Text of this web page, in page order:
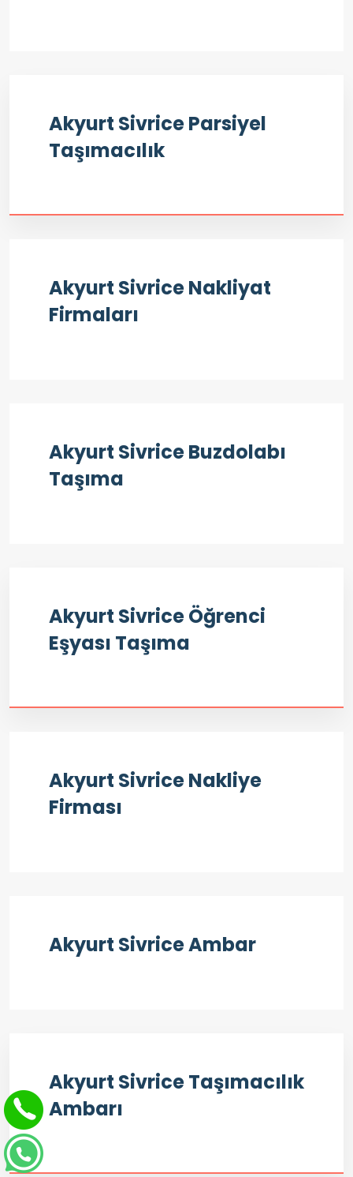
Akyurt Sivrice Parsiyel
Taşımacılık
Akyurt Sivrice Nakliyat
Firmaları
Akyurt Sivrice Buzdolabı
Taşıma
Akyurt Sivrice Öğrenci
Eşyası Taşıma
Akyurt Sivrice Nakliye
Firması
Akyurt Sivrice Ambar
Akyurt Sivrice Taşımacılık
Ambarı